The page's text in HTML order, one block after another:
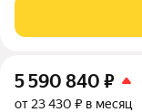
состоящий из
образуют три
5 590 840 ₽
от 23 430 ₽ в месяц